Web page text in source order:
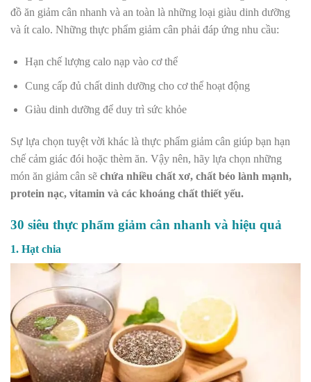
đồ ăn giảm cân nhanh và an toàn là những loại giàu dinh dưỡng
và ít calo. Những thực phẩm giảm cân phải đáp ứng nhu cầu:
Hạn chế lượng calo nạp vào cơ thể
Cung cấp đủ chất dinh dưỡng cho cơ thể hoạt động
Giàu dinh dưỡng để duy trì sức khỏe
Sự lựa chọn tuyệt vời khác là thực phẩm giảm cân giúp bạn hạn
chế cảm giác đói hoặc thèm ăn. Vậy nên, hãy lựa chọn những
món ăn giảm cân sẽ chứa nhiều chất xơ, chất béo lành mạnh,
protein nạc, vitamin và các khoáng chất thiết yếu.
30 siêu thực phẩm giảm cân nhanh và hiệu quả
1. Hạt chia